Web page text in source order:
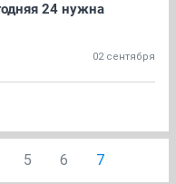
24 нужна
02 сентября
5 6 7